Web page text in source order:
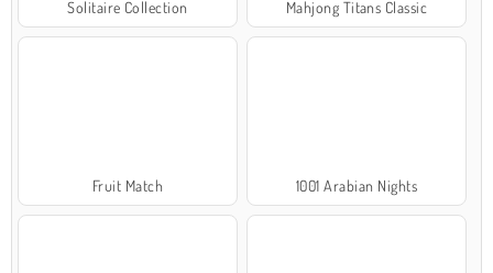
Solitaire Collection Mahjong Titans Classic
Fruit Match 1001 Arabian Nights